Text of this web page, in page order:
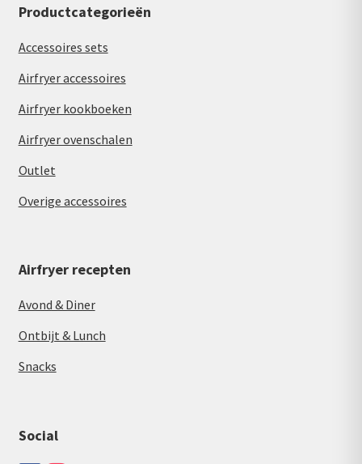
Productcategorieën
Accessoires sets
Airfryer accessoires
Airfryer kookboeken
Airfryer ovenschalen
Outlet
Overige accessoires
Airfryer recepten
Avond & Diner
Ontbijt & Lunch
Snacks
Social